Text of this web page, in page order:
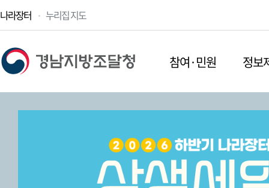
나라장터 누리집 지도
참여·민원 정보